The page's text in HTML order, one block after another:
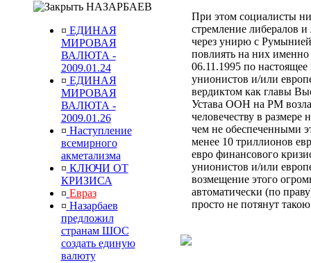
НАЗАРБАЕВ
¤ ЕДИНАЯ
МИРОВАЯ
ВАЛЮТА -
2009.01.24
¤ ЕДИНАЯ
МИРОВАЯ
ВАЛЮТА -
2009.01.26
¤ Наступление
всемирного
акметализма
¤ КЛЮЧИ ОТ
КРИЗИСА
¤ Евраз
¤ Назарбаев
предложил
странам ШОС
создать единую
валюту
При этом социалисты
стремление либералов
через унирю с
повлиять на них именно
06.11.1995 по
унионистов и/или
вердиктом как главы
Устава ООН на РМ
человечеству в размере
чем не обеспеченными
менее 10 триллионов
евро финансового
унионистов и/или
возмещение этого
автоматически (по
просто не потянут